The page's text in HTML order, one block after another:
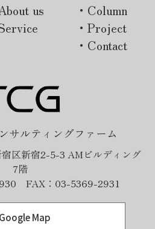
us
・Column
・Project
・Contact
サルティングファーム
区新宿2-5-3 AMビルディング
7階
FAX：03-5369-2931
Map